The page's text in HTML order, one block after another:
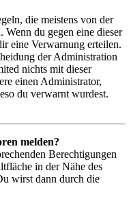
die meistens von der
du gegen eine dieser
eine Verwarnung erteilen.
der Administration
nichts mit dieser
einen Administrator,
du verwarnt wurdest.
melden?
Berechtigungen
in der Nähe des
wirst dann durch die